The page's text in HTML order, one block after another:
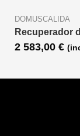
DOMUSCALIDA
2 583,00 €